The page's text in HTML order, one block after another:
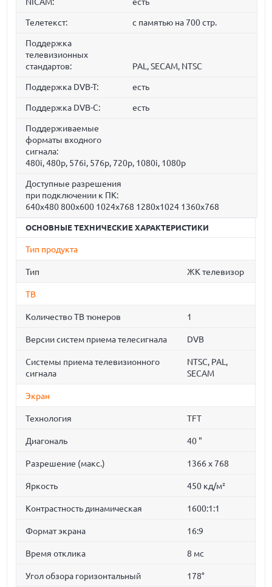
NICAM: есть
Телетекст: с памятью на 700 стр.
Поддержка
телевизионных
стандартов:
PAL, SECAM, NTSC
Поддержка DVB-T: есть
Поддержка DVB-C: есть
Поддерживаемые
форматы входного
сигнала:
480i, 480p, 576i, 576p, 720p, 1080i, 1080p
Доступные разрешения
при подключении к ПК:
640x480 800x600 1024x768 1280x1024 1360x768
ОСНОВНЫЕ ТЕХНИЧЕСКИЕ ХАРАКТЕРИСТИКИ
Тип продукта
Тип ЖК телевизор
ТВ
Количество ТВ тюнеров 1
Версии систем приема телесигнала DVB
Системы приема телевизионного
сигнала
NTSC, PAL,
SECAM
Экран
Технология TFT
Диагональ 40 "
Разрешение (макс.) 1366 x 768
Яркость 450 кд/м²
Контрастность динамическая 1600:1:1
Формат экрана 16:9
Время отклика 8 мс
Угол обзора горизонтальный 178°